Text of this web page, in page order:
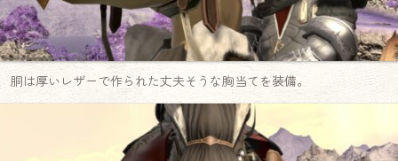
胴は厚いレザーで作られた丈夫そうな胸当てを装備。